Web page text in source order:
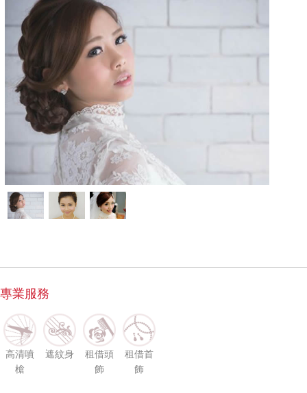
專業服務
高清噴
槍
遮紋身
租借頭
飾
租借首
飾